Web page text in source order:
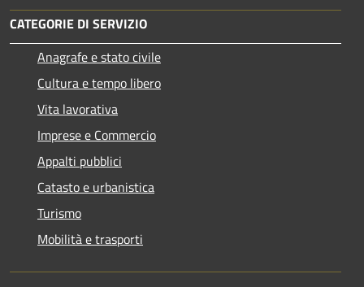
CATEGORIE DI SERVIZIO
Anagrafe e stato civile
Cultura e tempo libero
Vita lavorativa
Imprese e Commercio
Appalti pubblici
Catasto e urbanistica
Turismo
Mobilità e trasporti